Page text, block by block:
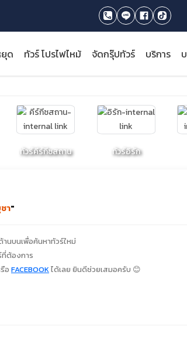
ด ทัวร์ โปรไฟไหม้ จัดกรุ๊ปทัวร์ บริการ
ทัวร์คีร์กีซสถาน ทัวร์อิรัก
า"
นบนเพื่อค้นหาทัวร์ใหม่
ต้องการ
อ FACEBOOKได้เลย ยินดีช่วยเสมอครับ 😊